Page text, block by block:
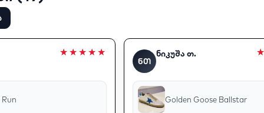
Run
ᲜᲗ
ნიკუშა თ.
Golden Goose Ballstar